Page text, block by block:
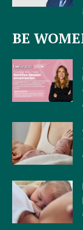
BE